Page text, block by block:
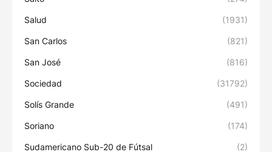
Salud (1931)
San Carlos (821)
San José (816)
Sociedad (31792)
Solís Grande (491)
Soriano (174)
Sudamericano Sub-20 de Fútsal (2)